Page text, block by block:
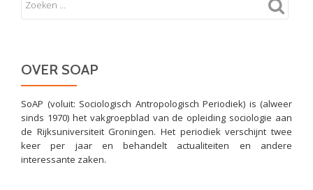
OVER SOAP
SoAP (voluit: Sociologisch Antropologisch Periodiek) is (alweer
sinds 1970) het vakgroepblad van de opleiding sociologie aan
de Rijksuniversiteit Groningen. Het periodiek verschijnt twee
keer per jaar en behandelt actualiteiten en andere
interessante zaken.